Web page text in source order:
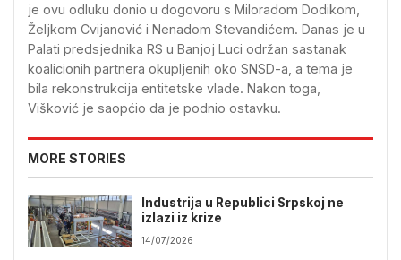
je ovu odluku donio u dogovoru s Miloradom Dodikom,
Željkom Cvijanović i Nenadom Stevandićem. Danas je u
Palati predsjednika RS u Banjoj Luci održan sastanak
koalicionih partnera okupljenih oko SNSD-a, a tema je
bila rekonstrukcija entitetske vlade. Nakon toga,
Višković je saopćio da je podnio ostavku.
MORE STORIES
Industrija u Republici Srpskoj ne
izlazi iz krize
14/07/2026